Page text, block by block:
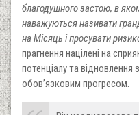
благодушного застою, в
наважуються називати
на Місяць і просувати
прагнення націлені на
потенціалу та відновлення
обов’язковим прогресом.